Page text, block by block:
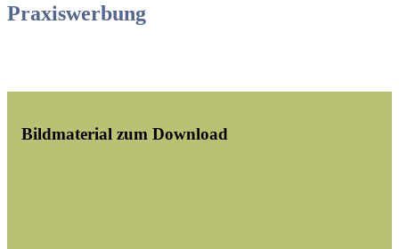
Praxiswerbung
Bildmaterial zum Download